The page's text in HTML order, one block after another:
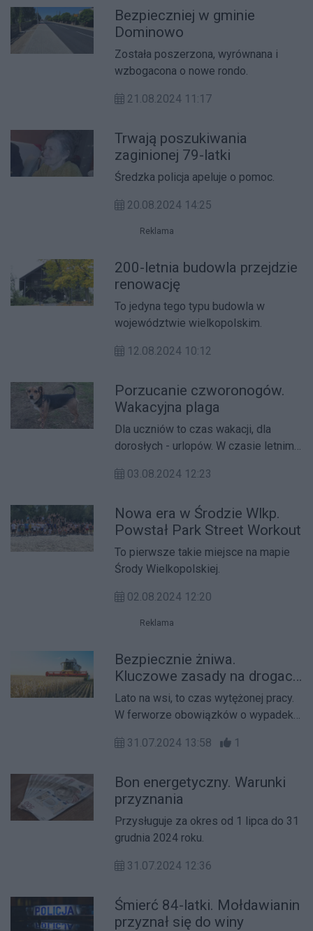
Bezpieczniej w gminie
Dominowo
Została poszerzona, wyrównana i
wzbogacona o nowe rondo.
21.08.2024 11:17
Trwają poszukiwania
zaginionej 79-latki
Średzka policja apeluje o pomoc.
20.08.2024 14:25
Reklama
200-letnia budowla przejdzie
renowację
To jedyna tego typu budowla w
województwie wielkopolskim.
12.08.2024 10:12
Porzucanie czworonogów.
Wakacyjna plaga
Dla uczniów to czas wakacji, dla
dorosłych - urlopów. W czasie letnim
niż poza sezonem wakacyjnym.
03.08.2024 12:23
Nowa era w Środzie Wlkp.
Powstał Park Street Workout
To pierwsze takie miejsce na mapie
Środy Wielkopolskiej.
02.08.2024 12:20
Reklama
Bezpiecznie żniwa.
Kluczowe zasady na drogach
i polach
Lato na wsi, to czas wytężonej pracy.
W ferworze obowiązków o wypadek
o ostrożność.
31.07.2024 13:58 1
Bon energetyczny. Warunki
przyznania
Przysługuje za okres od 1 lipca do 31
grudnia 2024 roku.
31.07.2024 12:36
Śmierć 84-latki. Mołdawianin
przyznał się do winy